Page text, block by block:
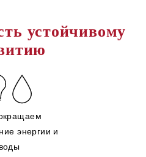
устойчивому
энергии и
воды